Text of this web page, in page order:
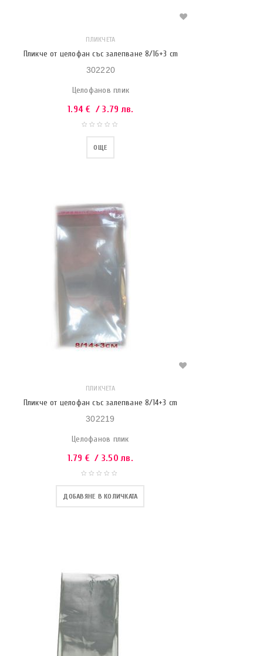
ПЛИКЧЕТА
Пликче от целофан със залепване 8/16+3 cm
302220
Целофанов плик
1.94€ / 3.79 лв.
ОЩЕ
ПЛИКЧЕТА
Пликче от целофан със залепване 8/14+3 cm
302219
Целофанов плик
1.79 € / 3.50 лв.
ДОБАВЯНЕ В КОЛИЧКАТА